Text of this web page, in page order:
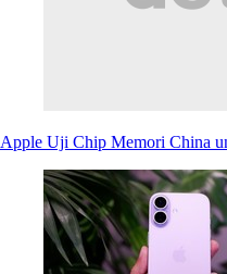
Apple Uji Chip Memori China